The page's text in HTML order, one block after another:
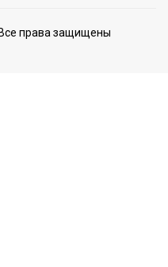
права защищены